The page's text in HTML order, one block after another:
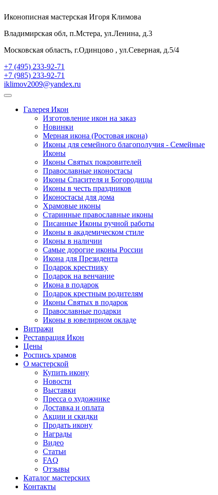
Иконописная мастерская Игоря Климова
Владимирская обл, п.Мстера, ул.Ленина, д.3
Московская область, г.Одинцово , ул.Северная, д.5/4
+7 (495) 233-92-71
+7 (985) 233-92-71
iklimov2009@yandex.ru
Галерея Икон
Изготовление икон на заказ
Новинки
Мерная икона (Ростовая икона)
Иконы для семейного благополучия - Семейные
Иконы
Иконы Святых покровителей
Православные иконостасы
Иконы Спасителя и Богородицы
Иконы в честь праздников
Иконостасы для дома
Храмовые иконы
Старинные православные иконы
Писанные Иконы ручной работы
Иконы в академическом стиле
Иконы в наличии
Самые дорогие иконы России
Икона для Президента
Подарок крестнику
Подарок на венчание
Икона в подарок
Подарок крестным родителям
Иконы Святых в подарок
Православные подарки
Иконы в ювелирном окладе
Витражи
Реставрация Икон
Цены
Роспись храмов
О мастерской
Купить икону
Новости
Выставки
Пресса о художнике
Доставка и оплата
Акции и скидки
Продать икону
Награды
Видео
Статьи
FAQ
Отзывы
Каталог мастерских
Контакты